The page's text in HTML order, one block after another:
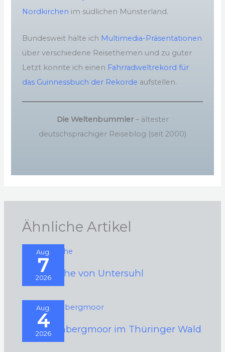
Nordkirchen im südlichen Münsterland.
Bundesweit halte ich Multimedia-Präsentationen
über verschiedene Reisethemen und zu guter
Letzt konnte ich einen Fahrradweltrekord für
das Guinnessbuch der Rekorde aufstellen.
Die Weltenbummler– ältester
deutschsprachiger Reiseblog (seit 2000)
Ähnliche Artikel
Aug.
7
2026
Rundkirche von Untersuhl
Aug.
4
2026
Schützenbergmoor im Thüringer Wald